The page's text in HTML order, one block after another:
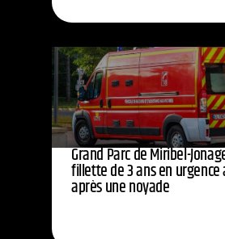
Grand Parc de Miribel-
fillette de 3 ans en urgence
après une noyade